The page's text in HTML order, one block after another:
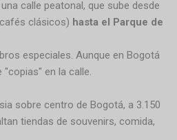
calle peatonal, que sube desde
clásicos) hasta el Parque de
especiales. Aunque en Bogotá
en la calle.
sobre centro de Bogotá, a 3.150
tiendas de souvenirs, comida,